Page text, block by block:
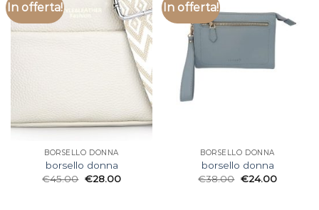
In offerta!
BORSELLO DONNA
borsello donna
€45.00 €28.00
In offerta!
BORSELLO DONNA
borsello donna
€38.00 €24.00